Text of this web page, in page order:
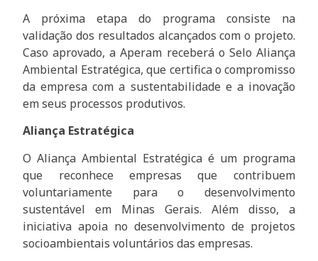
A próxima etapa do programa consiste na
validação dos resultados alcançados com o projeto.
Caso aprovado, a Aperam receberá o Selo Aliança
Ambiental Estratégica, que certifica o compromisso
da empresa com a sustentabilidade e a inovação
em seus processos produtivos.
Aliança Estratégica
O Aliança Ambiental Estratégica é um programa
que reconhece empresas que contribuem
voluntariamente para o desenvolvimento
sustentável em Minas Gerais. Além disso, a
iniciativa apoia no desenvolvimento de projetos
socioambientais voluntários das empresas.